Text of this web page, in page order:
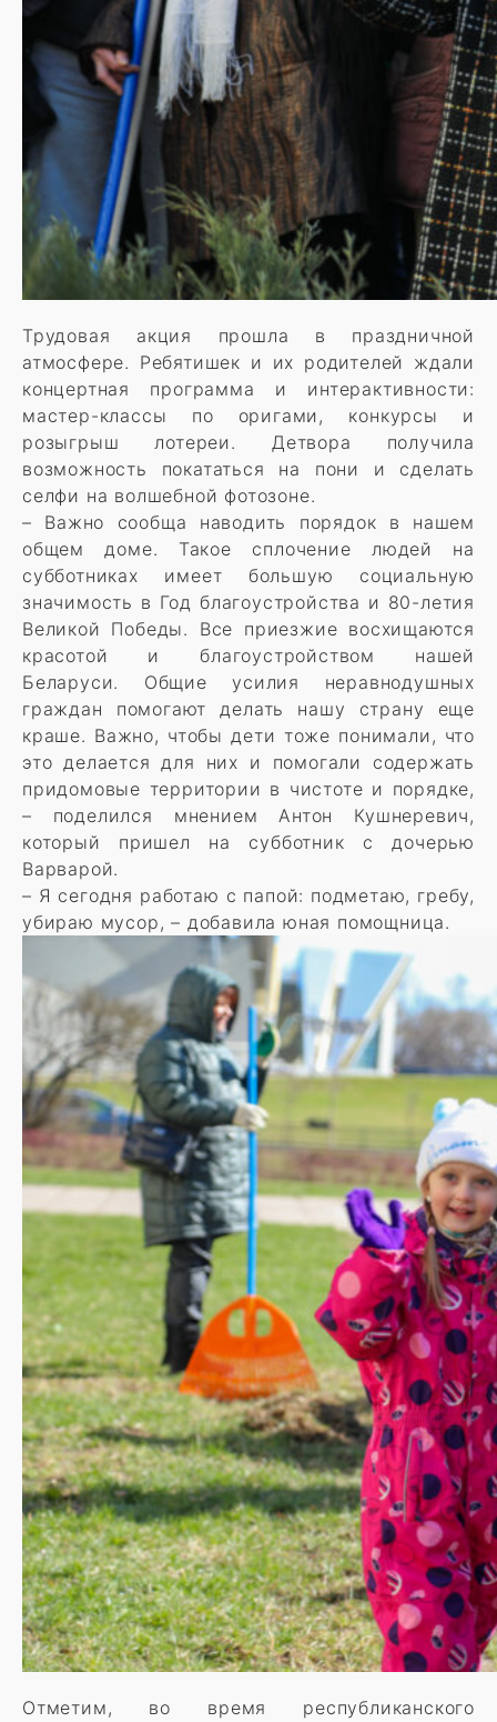
Трудовая акция прошла в праздничной
атмосфере. Ребятишек и их родителей ждали
концертная программа и интерактивности:
мастер-классы по оригами, конкурсы и
розыгрыш лотереи. Детвора получила
возможность покататься на пони и сделать
селфи на волшебной фотозоне.
– Важно сообща наводить порядок в нашем
общем доме. Такое сплочение людей на
субботниках имеет большую социальную
значимость в Год благоустройства и 80-летия
Великой Победы. Все приезжие восхищаются
красотой и благоустройством нашей
Беларуси. Общие усилия неравнодушных
граждан помогают делать нашу страну еще
краше. Важно, чтобы дети тоже понимали, что
это делается для них и помогали содержать
придомовые территории в чистоте и порядке,
– поделился мнением Антон Кушнеревич,
который пришел на субботник с дочерью
Варварой.
– Я сегодня работаю с папой: подметаю, гребу,
убираю мусор, – добавила юная помощница.
Отметим, во время республиканского